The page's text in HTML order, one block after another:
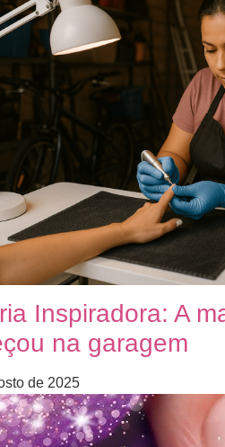
Inspiradora: A
na garagem
de 2025